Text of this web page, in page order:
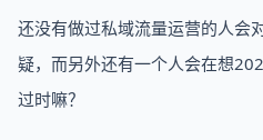
还没有做过私域流量运营的人会
疑，而另外还有一个人会在想
过时嘛？